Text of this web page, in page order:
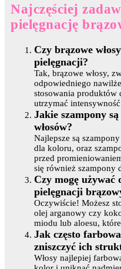
Najczęściej
pielęgnację
Czy brązowe
pielęgnacji?
Tak, brązowe włosy,
odpowiedniego
stosowania produktów
utrzymać
Jakie szampony
włosów?
Najlepsze są
dla koloru, oraz
przed
się również szampony
Czy mogę używać
pielęgnacji
Oczywiście! Możesz
olej arganowy czy
miodu lub aloesu,
Jak często
zniszczyć ich
Włosy najlepiej